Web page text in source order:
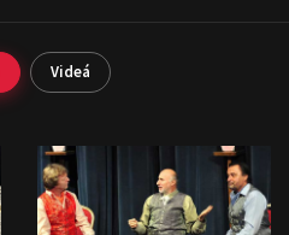
Videá